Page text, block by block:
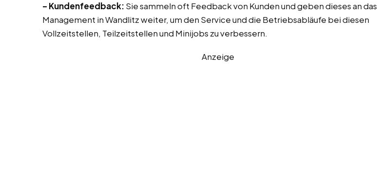
– Kundenfeedback: Sie sammeln oft Feedback von Kunden und geben dieses an das
Management in Wandlitz weiter, um den Service und die Betriebsabläufe bei diesen
Vollzeitstellen, Teilzeitstellen und Minijobs zu verbessern.
Anzeige